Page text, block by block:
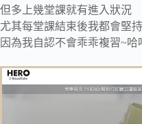
但多上幾堂課就有進入狀況
尤其每堂課結束後我都會堅
因為我自認不會乖乖複習~哈